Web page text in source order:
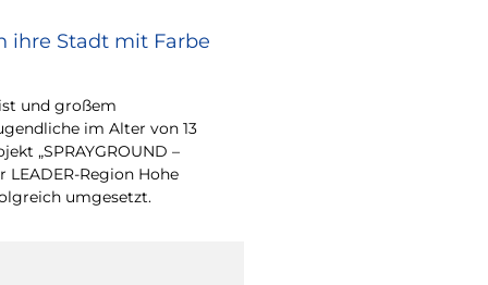
ihre Stadt mit Farbe
und großem
im Alter von 13
„SPRAYGROUND –
Region Hohe
umgesetzt.